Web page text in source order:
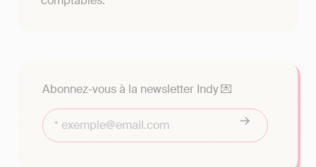
Abonnez-vous à la newsletter Indy 💌